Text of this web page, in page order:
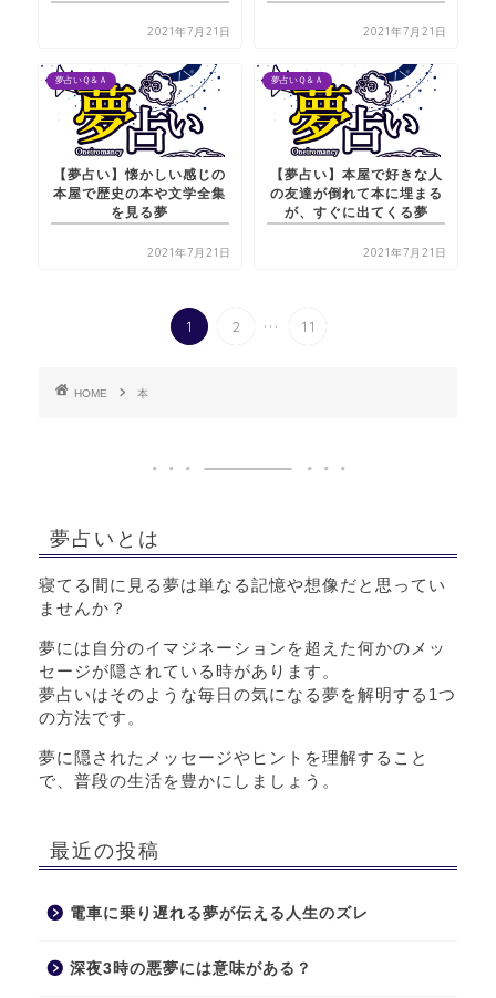
2021年7月21日 2021年7月21日
夢占いＱ＆Ａ
【夢占い】懐かしい感じの
本屋で歴史の本や文学全集
を見る夢
2021年7月21日
夢占いＱ＆Ａ
【夢占い】本屋で好きな人
の友達が倒れて本に埋まる
が、すぐに出てくる夢
2021年7月21日
1 2 ... 11
HOME 本
夢占いとは
寝てる間に見る夢は単なる記憶や想像だと思ってい
ませんか？
夢には自分のイマジネーションを超えた何かのメッ
セージが隠されている時があります。
夢占いはそのような毎日の気になる夢を解明する1つ
の方法です。
夢に隠されたメッセージやヒントを理解すること
で、普段の生活を豊かにしましょう。
最近の投稿
電車に乗り遅れる夢が伝える人生のズレ
深夜3時の悪夢には意味がある？